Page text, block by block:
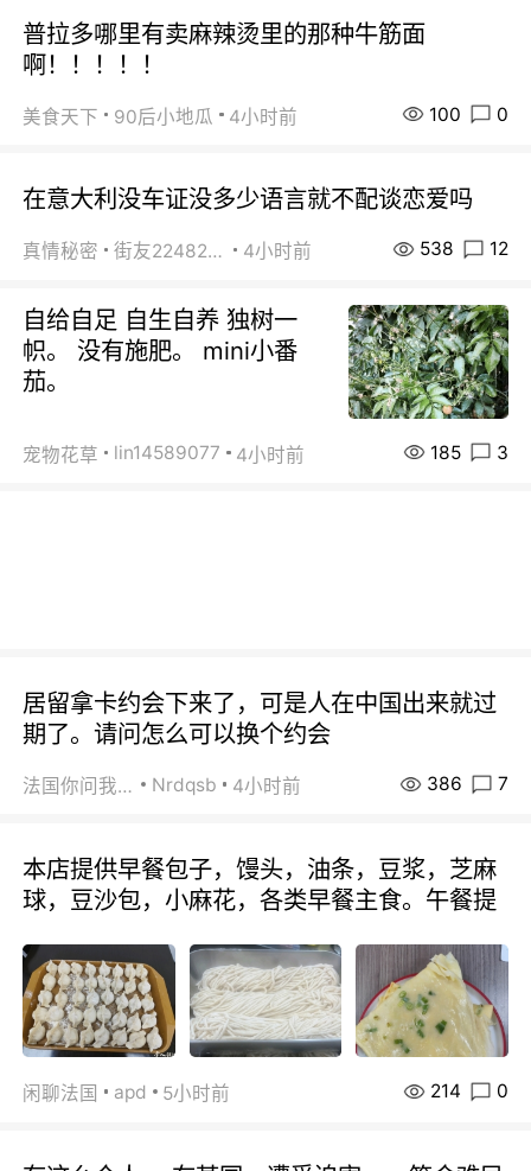
普拉多哪里有卖麻辣烫里的那种牛筋面
啊！！！！！
美食天下 90后小地瓜 4小时前 100 0
在意大利没车证没多少语言就不配谈恋爱吗
真情秘密 街友22482465 4小时前 538 12
自给自足 自生自养 独树一
帜。 没有施肥。 mini小番
茄。
宠物花草 lin14589077 4小时前 185 3
居留拿卡约会下来了，可是人在中国出来就过
期了。请问怎么可以换个约会
法国你问我答 Nrdqsb 4小时前 386 7
本店提供早餐包子，馒头，油条，豆浆，芝麻
球，豆沙包，小麻花，各类早餐主食。午餐提
闲聊法国 apd 5小时前 214 0